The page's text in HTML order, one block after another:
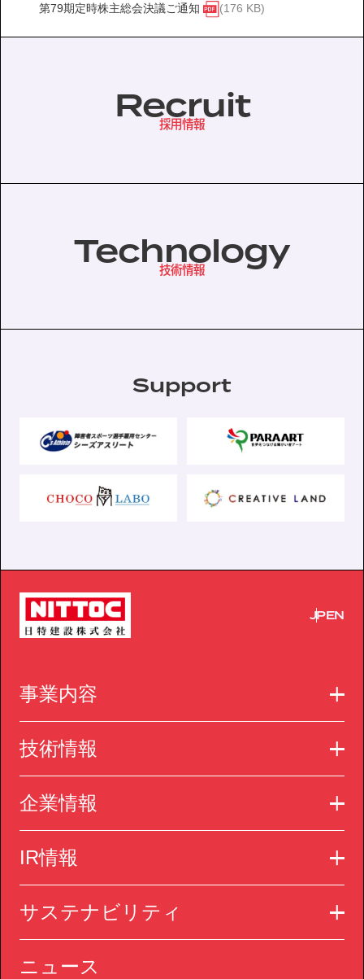
第79期定時株主総会決議ご通知 (176 KB)
Recruit
採用情報
Technology
技術情報
Support
JPEN
事業内容
技術情報
企業情報
IR情報
サステナビリティ
ニュース